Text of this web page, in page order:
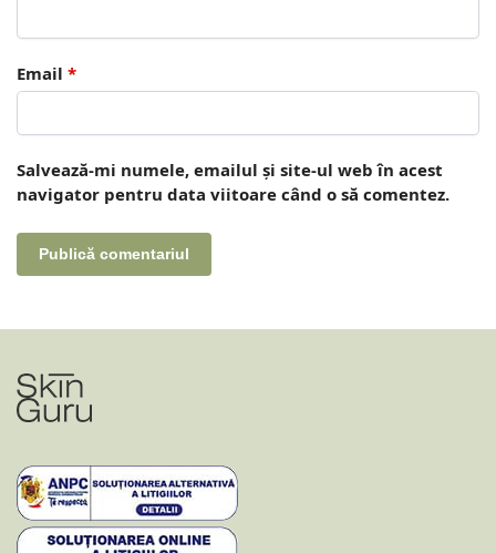
Email *
Salvează-mi numele, emailul și site-ul web în acest
navigator pentru data viitoare când o să comentez.